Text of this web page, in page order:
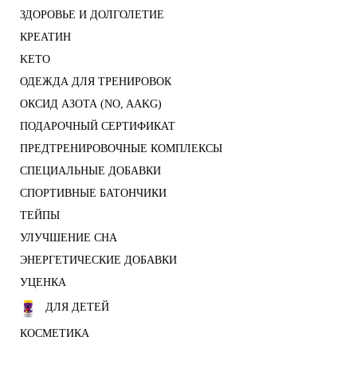
ЗДОРОВЬЕ И ДОЛГОЛЕТИЕ
КРЕАТИН
KETO
ОДЕЖДА ДЛЯ ТРЕНИРОВОК
ОКСИД АЗОТА (NO, AAKG)
ПОДАРОЧНЫЙ СЕРТИФИКАТ
ПРЕДТРЕНИРОВОЧНЫЕ КОМПЛЕКСЫ
СПЕЦИАЛЬНЫЕ ДОБАВКИ
СПОРТИВНЫЕ БАТОНЧИКИ
ТЕЙПЫ
УЛУЧШЕНИЕ СНА
ЭНЕРГЕТИЧЕСКИЕ ДОБАВКИ
УЦЕНКА
ДЛЯ ДЕТЕЙ
КОСМЕТИКА